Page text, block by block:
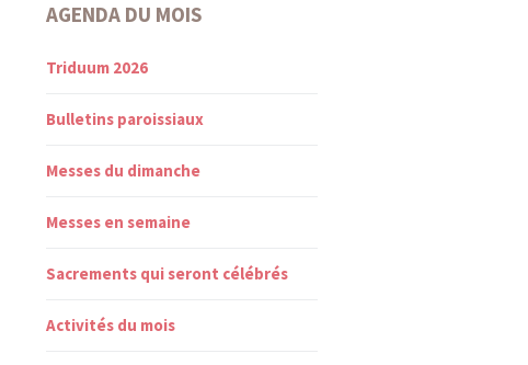
AGENDA DU MOIS
Triduum 2026
Bulletins paroissiaux
Messes du dimanche
Messes en semaine
Sacrements qui seront célébrés
Activités du mois